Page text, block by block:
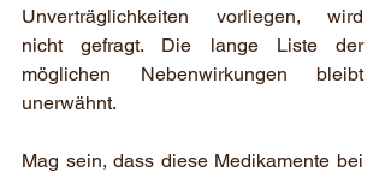
Unverträglichkeiten vorliegen, wird
nicht gefragt. Die lange Liste der
möglichen Nebenwirkungen bleibt
unerwähnt.
Mag sein, dass diese Medikamente bei